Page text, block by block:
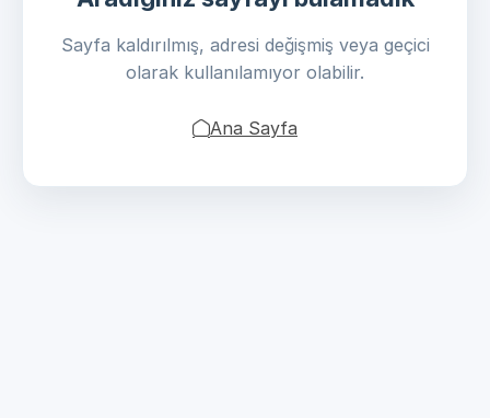
Sayfa kaldırılmış, adresi değişmiş veya geçici
olarak kullanılamıyor olabilir.
Ana Sayfa